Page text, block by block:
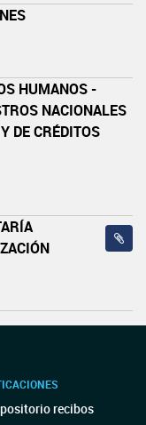
HUMANOS -
NACIONALES
DE CRÉDITOS
recibos